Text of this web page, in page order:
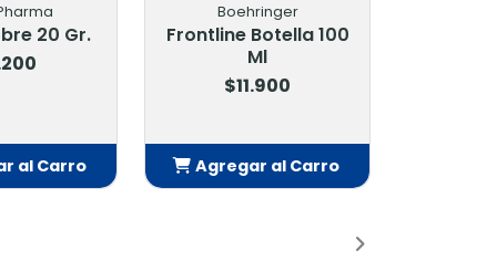
20 Gr.
al Carro
Boehringer
Frontline Botella 100
Ml
$11.900
Agregar al Carro